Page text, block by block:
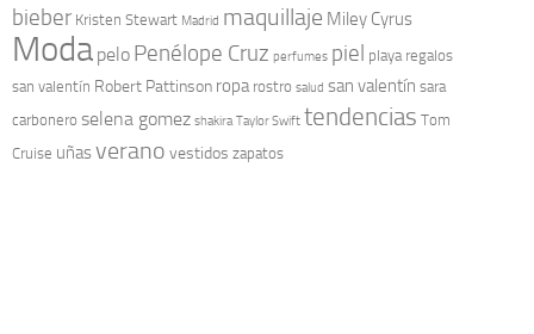
bieber Kristen Stewart Madrid maquillaje Miley Cyrus
Moda pelo Penélope Cruz perfumes piel playa regalos
san valentín Robert Pattinson ropa rostro salud san valentín sara
carbonero selena gomez shakira Taylor Swift tendencias Tom
Cruise uñasverano vestidos zapatos